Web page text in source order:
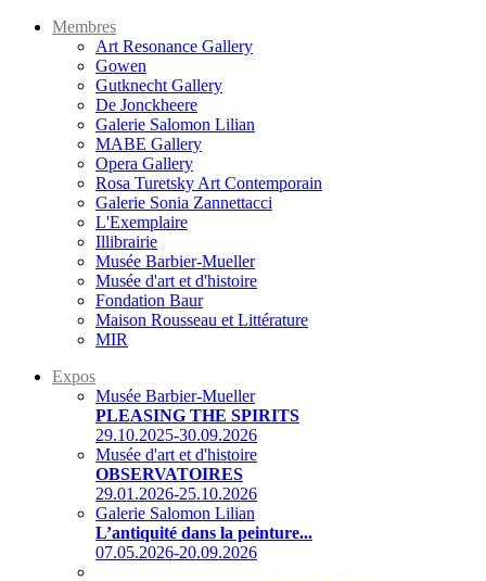
Membres
Art Resonance Gallery
Gowen
Gutknecht Gallery
De Jonckheere
Galerie Salomon Lilian
MABE Gallery
Opera Gallery
Rosa Turetsky Art Contemporain
Galerie Sonia Zannettacci
L'Exemplaire
Illibrairie
Musée Barbier-Mueller
Musée d'art et d'histoire
Fondation Baur
Maison Rousseau et Littérature
MIR
Expos
Musée Barbier-Mueller
PLEASING THE SPIRITS
29.10.2025-30.09.2026
Musée d'art et d'histoire
OBSERVATOIRES
29.01.2026-25.10.2026
Galerie Salomon Lilian
L’antiquité dans la peinture...
07.05.2026-20.09.2026